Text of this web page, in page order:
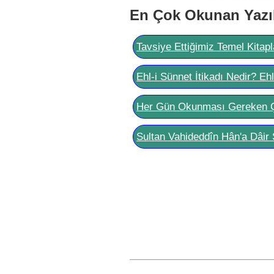
En Çok Okunan
Tavsiye Ettiğimiz Temel
Ehl-i Sünnet İtikadı Nedir?
Her Gün Okunması Gereken
Sultan Vahideddîn Hân'a Dâir